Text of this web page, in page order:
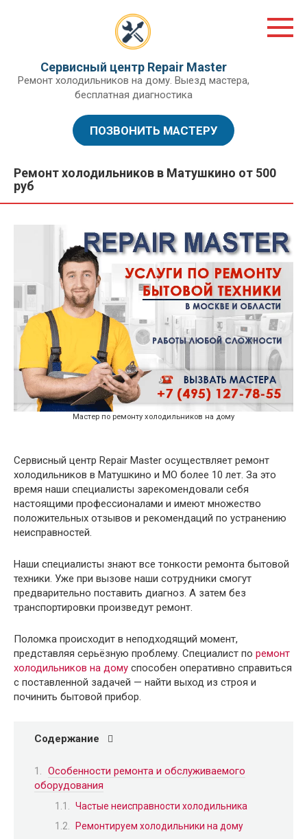
Сервисный центр Repair Master
Ремонт холодильников на дому. Выезд мастера,
бесплатная диагностика
ПОЗВОНИТЬ МАСТЕРУ
Ремонт холодильников в Матушкино от 500
руб
Мастер по ремонту холодильников на дому
Сервисный центр Repair Master осуществляет ремонт
холодильников в Матушкино и МО более 10 лет. За это
время наши специалисты зарекомендовали себя
настоящими профессионалами и имеют множество
положительных отзывов и рекомендаций по устранению
неисправностей.
Наши специалисты знают все тонкости ремонта бытовой
техники. Уже при вызове наши сотрудники смогут
предварительно поставить диагноз. А затем без
транспортировки произведут ремонт.
Поломка происходит в неподходящий момент,
представляя серьёзную проблему. Специалист по ремонт
холодильников на дому способен оперативно справиться
с поставленной задачей — найти выход из строя и
починить бытовой прибор.
Содержание
Особенности ремонта и обслуживаемого
оборудования
Частые неисправности холодильника
Ремонтируем холодильники на дому